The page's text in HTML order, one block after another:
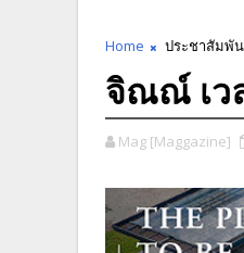
Home ประชาสัมพั
จิณณ์ เว
Mag [Maggazine]